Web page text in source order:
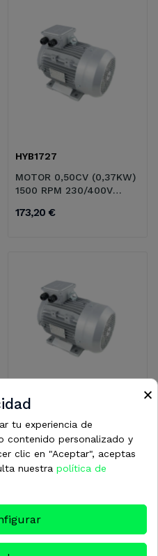
HYB1727
MOTOR 0,50CV (0,37KW)
1500 RPM 230/400V
173,20 €
HYB1725
MOTOR 0,75CV(0,55
kw)1000RPM230/400V
50HZ IE2 B34
219,49 €
×
tu experiencia de
contenido personalizado y
clic en "Aceptar", aceptas
nuestra política de